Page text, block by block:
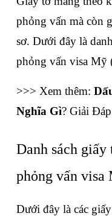
phỏng vấn mà còn
sơ. Dưới đây là
phỏng vấn visa Mỹ
>>> Xem thêm:
Nghĩa Gì? Giải
Danh sách giấy
phỏng vấn visa
Dưới đây là các